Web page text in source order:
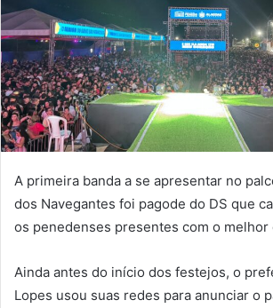
A primeira banda a se apresentar no
dos Navegantes foi pagode do DS que
os penedenses presentes com o melhor
Ainda antes do início dos festejos, o
Lopes usou suas redes para anunciar o